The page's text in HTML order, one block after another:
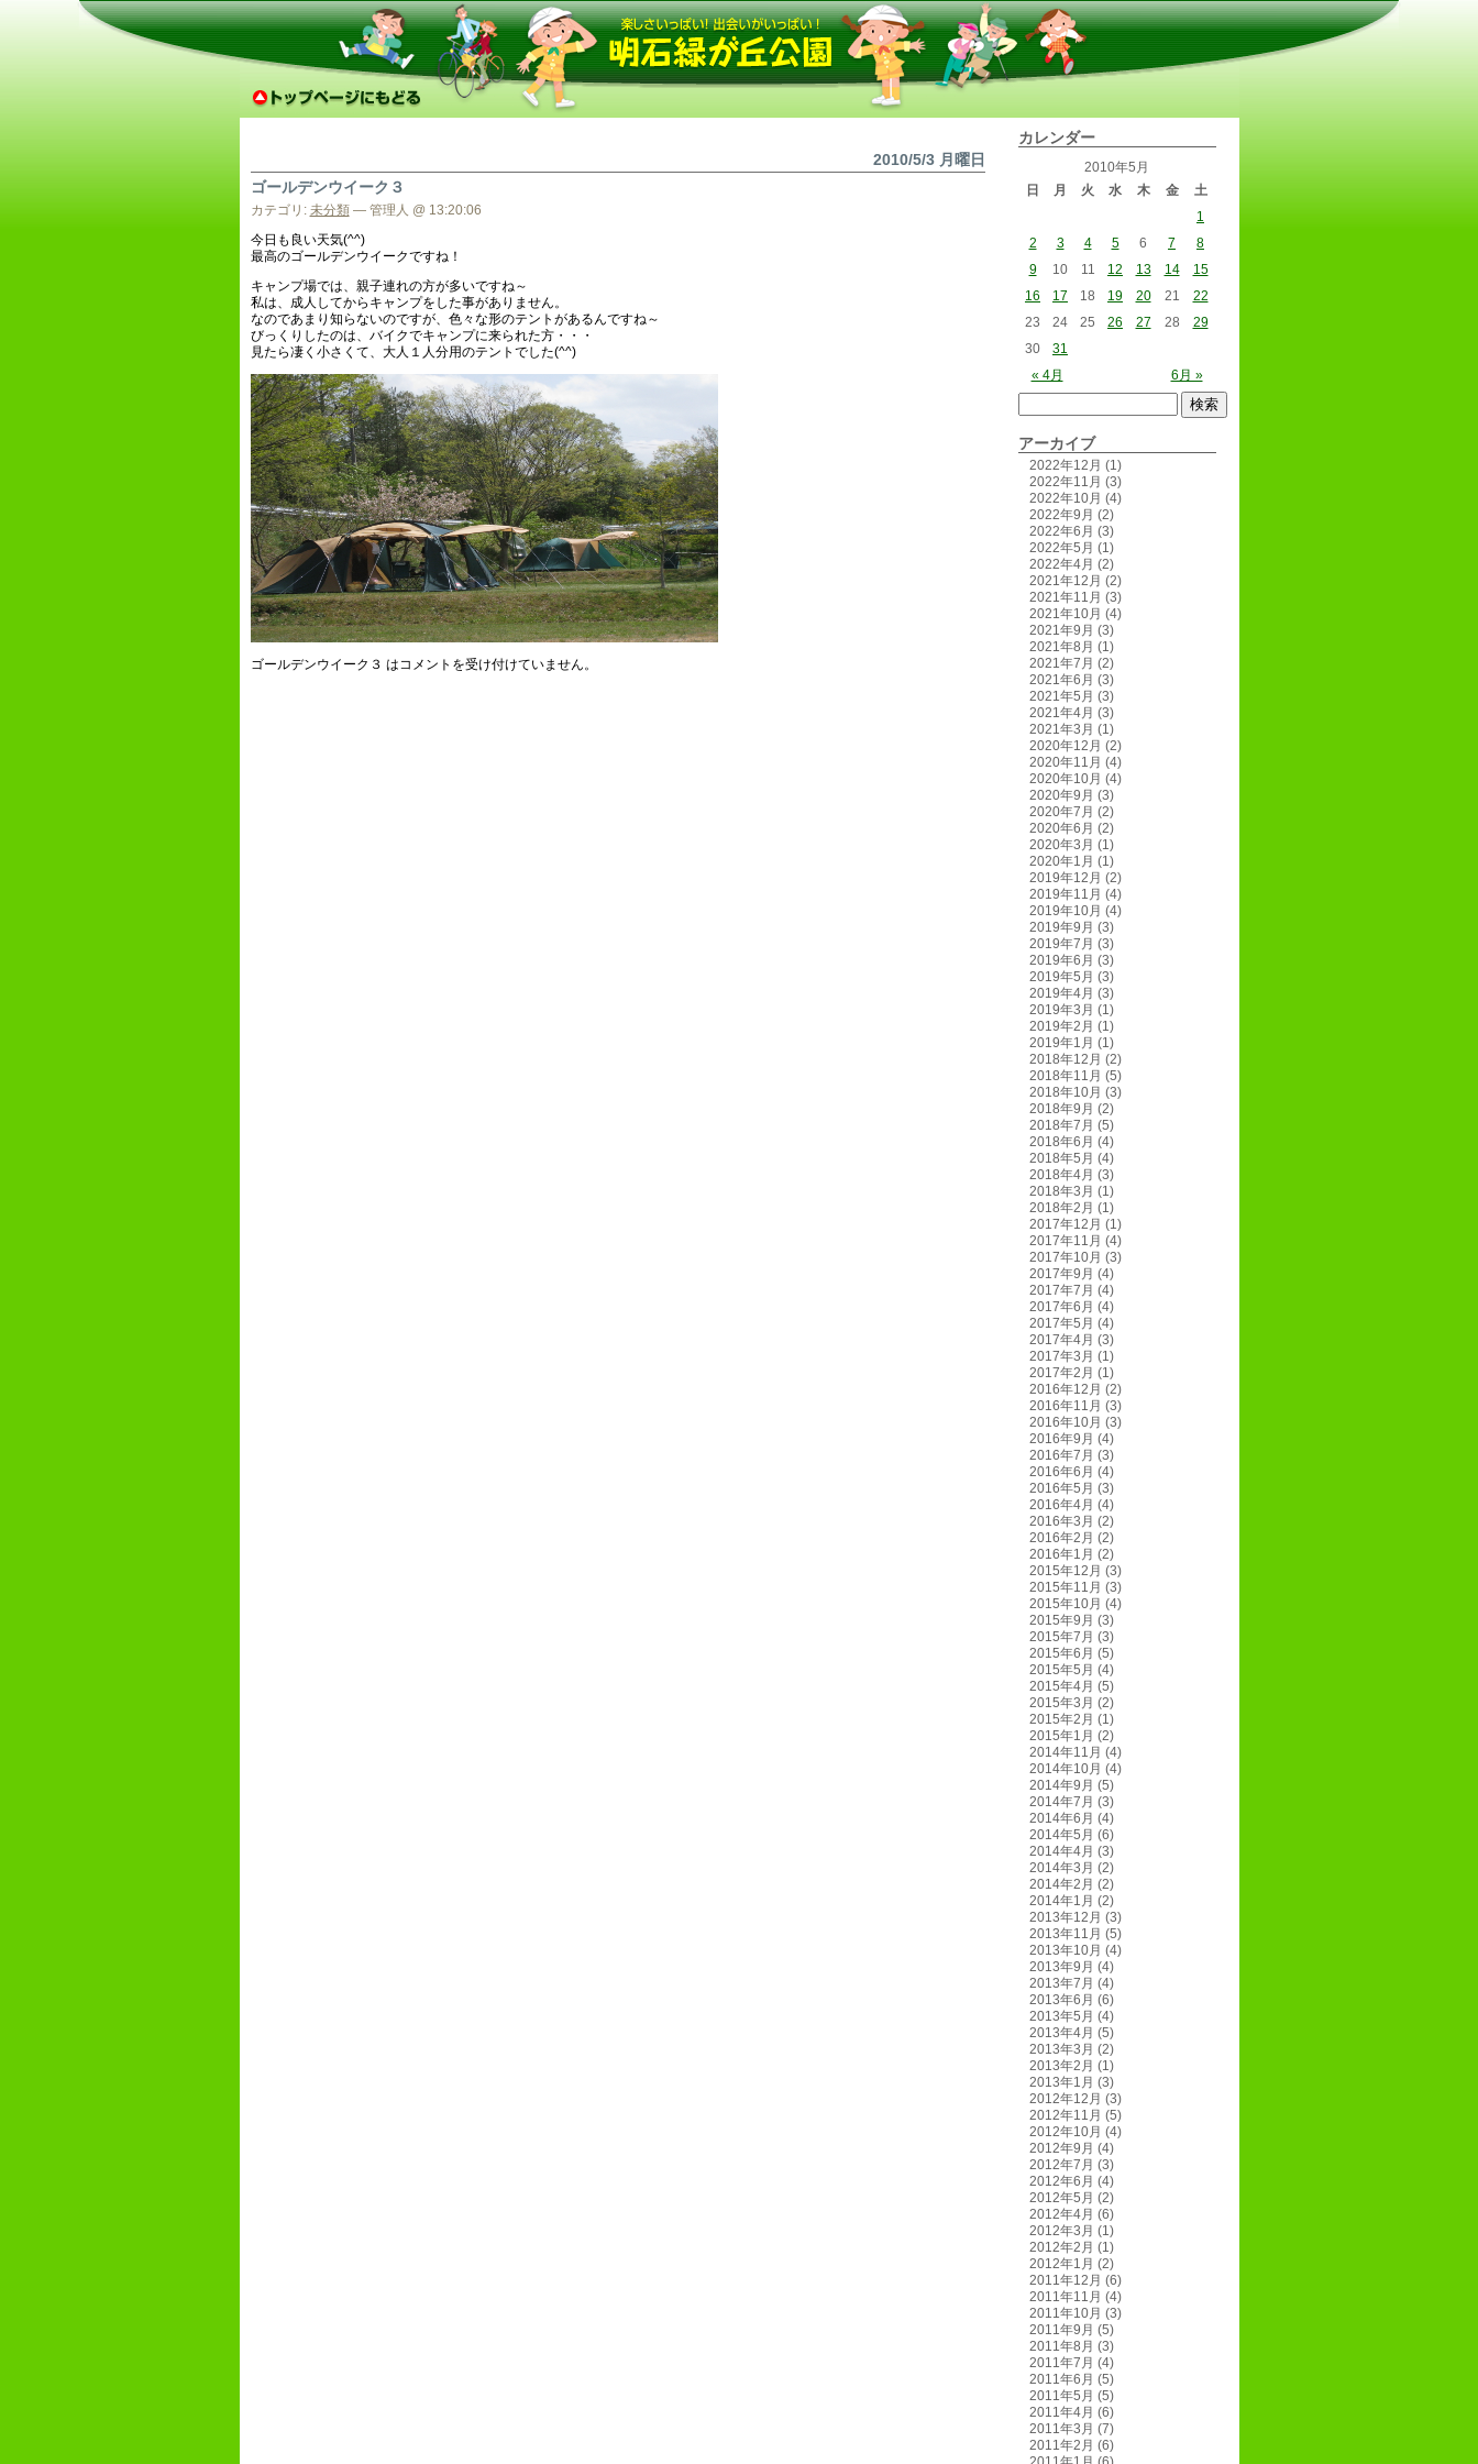
2010/5/3 月曜日
ゴールデンウイーク３
カテゴリ: 未分類— 管理人 @ 13:20:06
今日も良い天気(^^)
最高のゴールデンウイークですね！
キャンプ場では、親子連れの方が多いですね～
私は、成人してからキャンプをした事がありません。
なのであまり知らないのですが、色々な形のテントがあるんですね～
びっくりしたのは、バイクでキャンプに来られた方・・・
見たら凄く小さくて、大人１人分用のテントでした(^^)
ゴールデンウイーク３ はコメントを受け付けていません。
カレンダー
2010年5月
日
月 火 水 木 金 土
« 4月 6月 »
1
2
3 4 5 6 7
8
9
10 11 12 13 14
15
16
17 18 19 20 21
22
23
24 25 26 27 28
29
30
31
アーカイブ
2022年12月 (1)
2022年11月 (3)
2022年10月 (4)
2022年9月 (2)
2022年6月 (3)
2022年5月 (1)
2022年4月 (2)
2021年12月 (2)
2021年11月 (3)
2021年10月 (4)
2021年9月 (3)
2021年8月 (1)
2021年7月 (2)
2021年6月 (3)
2021年5月 (3)
2021年4月 (3)
2021年3月 (1)
2020年12月 (2)
2020年11月 (4)
2020年10月 (4)
2020年9月 (3)
2020年7月 (2)
2020年6月 (2)
2020年3月 (1)
2020年1月 (1)
2019年12月 (2)
2019年11月 (4)
2019年10月 (4)
2019年9月 (3)
2019年7月 (3)
2019年6月 (3)
2019年5月 (3)
2019年4月 (3)
2019年3月 (1)
2019年2月 (1)
2019年1月 (1)
2018年12月 (2)
2018年11月 (5)
2018年10月 (3)
2018年9月 (2)
2018年7月 (5)
2018年6月 (4)
2018年5月 (4)
2018年4月 (3)
2018年3月 (1)
2018年2月 (1)
2017年12月 (1)
2017年11月 (4)
2017年10月 (3)
2017年9月 (4)
2017年7月 (4)
2017年6月 (4)
2017年5月 (4)
2017年4月 (3)
2017年3月 (1)
2017年2月 (1)
2016年12月 (2)
2016年11月 (3)
2016年10月 (3)
2016年9月 (4)
2016年7月 (3)
2016年6月 (4)
2016年5月 (3)
2016年4月 (4)
2016年3月 (2)
2016年2月 (2)
2016年1月 (2)
2015年12月 (3)
2015年11月 (3)
2015年10月 (4)
2015年9月 (3)
2015年7月 (3)
2015年6月 (5)
2015年5月 (4)
2015年4月 (5)
2015年3月 (2)
2015年2月 (1)
2015年1月 (2)
2014年11月 (4)
2014年10月 (4)
2014年9月 (5)
2014年7月 (3)
2014年6月 (4)
2014年5月 (6)
2014年4月 (3)
2014年3月 (2)
2014年2月 (2)
2014年1月 (2)
2013年12月 (3)
2013年11月 (5)
2013年10月 (4)
2013年9月 (4)
2013年7月 (4)
2013年6月 (6)
2013年5月 (4)
2013年4月 (5)
2013年3月 (2)
2013年2月 (1)
2013年1月 (3)
2012年12月 (3)
2012年11月 (5)
2012年10月 (4)
2012年9月 (4)
2012年7月 (3)
2012年6月 (4)
2012年5月 (2)
2012年4月 (6)
2012年3月 (1)
2012年2月 (1)
2012年1月 (2)
2011年12月 (6)
2011年11月 (4)
2011年10月 (3)
2011年9月 (5)
2011年8月 (3)
2011年7月 (4)
2011年6月 (5)
2011年5月 (5)
2011年4月 (6)
2011年3月 (7)
2011年2月 (6)